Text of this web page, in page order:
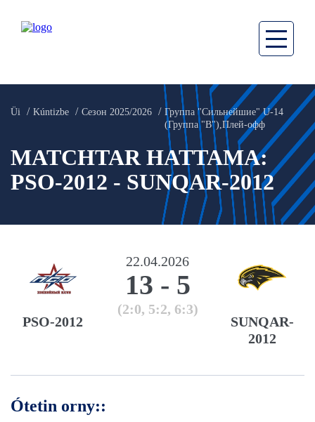
Üi Kúntizbe Сезон 2025/2026
Группа "Сильнейшие" U-14
(Группа "В"),Плей-oфф
MATCHTAR HATTAMA:
PSO-2012 - SUNQAR-2012
PSO-2012
22.04.2026
13 - 5
(2:0, 5:2, 6:3)
SUNQAR-
2012
Ótetin orny::